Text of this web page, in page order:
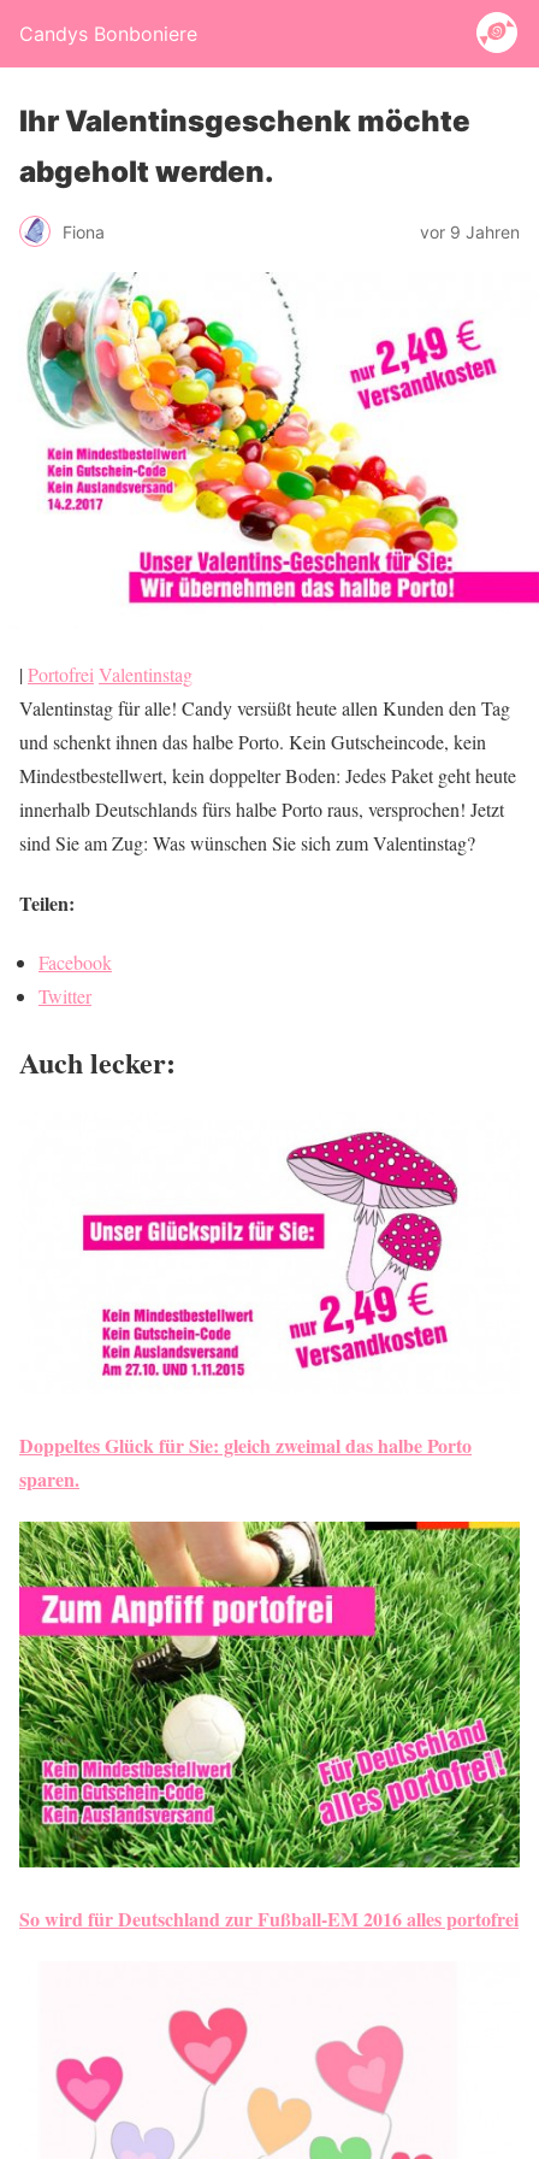
Candys Bonboniere
Ihr Valentinsgeschenk möchte
abgeholt werden.
Fiona vor 9 Jahren
|PortofreiValentinstag
Valentinstag für alle! Candy versüßt heute allen Kunden den Tag
und schenkt ihnen das halbe Porto. Kein Gutscheincode, kein
Mindestbestellwert, kein doppelter Boden: Jedes Paket geht heute
innerhalb Deutschlands fürs halbe Porto raus, versprochen! Jetzt
sind Sie am Zug: Was wünschen Sie sich zum Valentinstag?
Teilen:
Facebook
Twitter
Auch lecker:
Doppeltes Glück für Sie: gleich zweimal das halbe Porto
sparen.
So wird für Deutschland zur Fußball-EM 2016 alles portofrei